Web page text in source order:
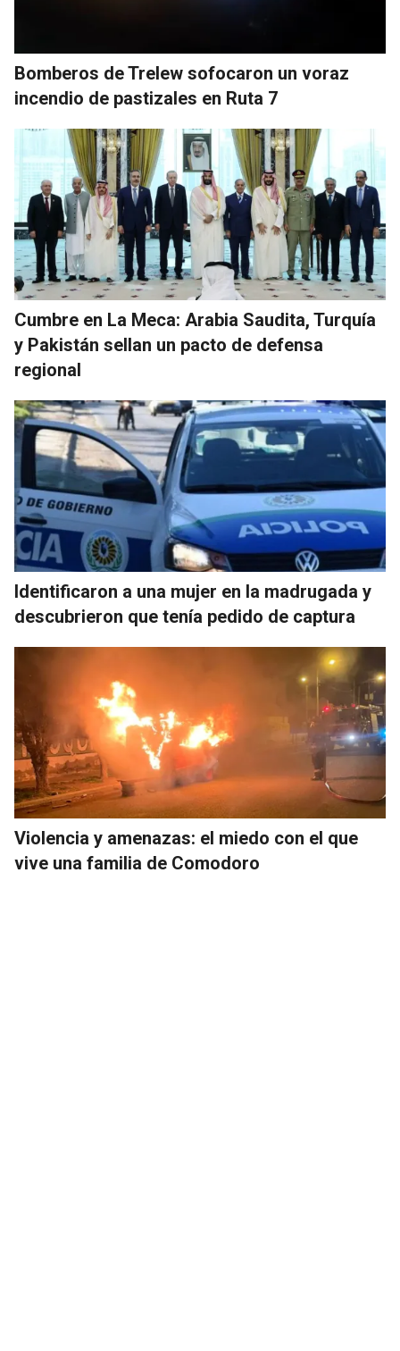
Bomberos de Trelew sofocaron un voraz
incendio de pastizales en Ruta 7
Cumbre en La Meca: Arabia Saudita, Turquía
y Pakistán sellan un pacto de defensa
regional
Identificaron a una mujer en la madrugada y
descubrieron que tenía pedido de captura
Violencia y amenazas: el miedo con el que
vive una familia de Comodoro